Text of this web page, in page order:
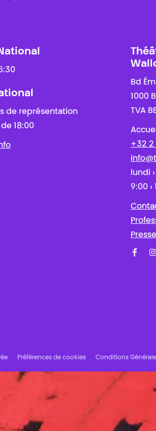
de représentation
18:00
Bd
1000
TVA
+32 2
lundi
9:00 ›
Presse
Préférences de cookies Conditions